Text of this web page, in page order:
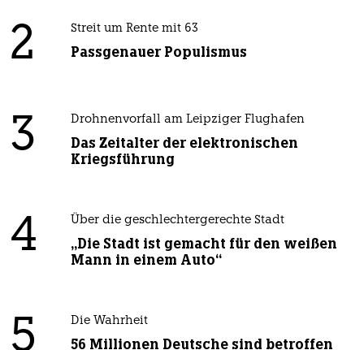
2 Streit um Rente mit 63
Passgenauer Populismus
3 Drohnenvorfall am Leipziger Flughafen
Das Zeitalter der elektronischen
Kriegsführung
4 Über die geschlechtergerechte Stadt
„Die Stadt ist gemacht für den weißen
Mann in einem Auto“
5 Die Wahrheit
56 Millionen Deutsche sind betroffen